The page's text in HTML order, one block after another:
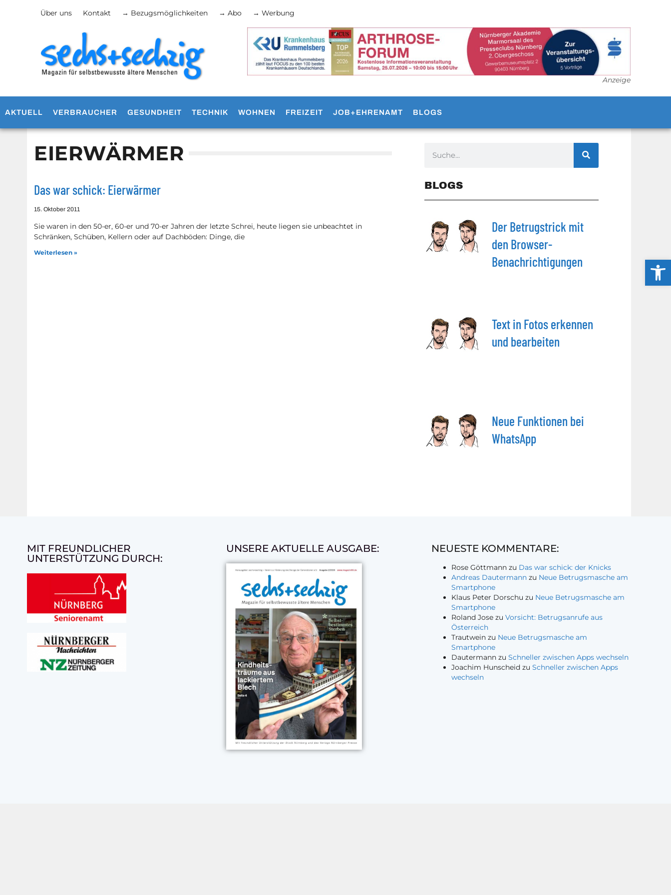
Über uns Kontakt → Bezugsmöglichkeiten → Abo → Werbung
Anzeige
AKTUELL VERBRAUCHER GESUNDHEIT TECHNIK WOHNEN FREIZEIT JOB+EHRENAMT BLOGS
EIERWÄRMER
Das war schick: Eierwärmer
15. Oktober 2011
Sie waren in den 50-er, 60-er und 70-er Jahren der letzte Schrei, heute liegen sie unbeachtet in
Schränken, Schüben, Kellern oder auf Dachböden: Dinge, die
Weiterlesen »
BLOGS
Der Betrugstrick mit
den Browser-
Benachrichtigungen
Text in Fotos erkennen
und bearbeiten
Neue Funktionen bei
WhatsApp
MIT FREUNDLICHER
UNTERSTÜTZUNG DURCH:
UNSERE AKTUELLE AUSGABE: NEUESTE KOMMENTARE:
Rose Göttmann zu Das war schick: der Knicks
Andreas Dautermann zu Neue Betrugsmasche am
Smartphone
Klaus Peter Dorschu zu Neue Betrugsmasche am
Smartphone
Roland Jose zuVorsicht: Betrugsanrufe aus
Österreich
Trautwein zu Neue Betrugsmasche am
Smartphone
Dautermann zuSchneller zwischen Apps wechseln
Joachim Hunscheid zuSchneller zwischen Apps
wechseln